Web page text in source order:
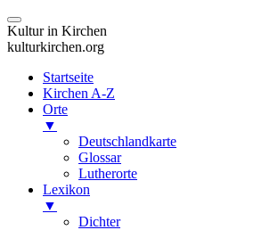
Kultur in Kirchen
kulturkirchen.org
Startseite
Kirchen A-Z
Orte
▼
Deutschlandkarte
Glossar
Lutherorte
Lexikon
▼
Dichter